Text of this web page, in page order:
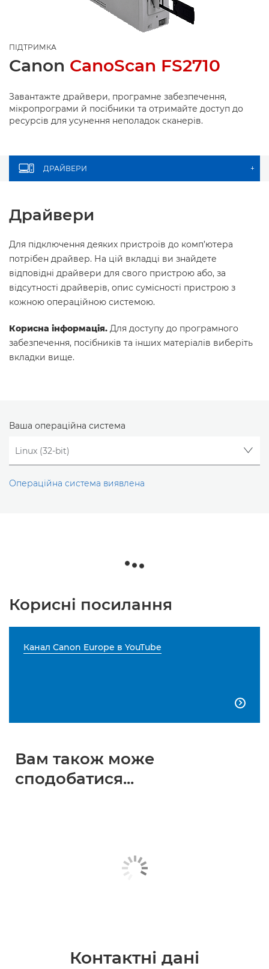
ПІДТРИМКА
Canon CanoScan FS2710
Завантажте драйвери, програмне забезпечення,
мікропрограми й посібники та отримайте доступ до
ресурсів для усунення неполадок сканерів.
ДРАЙВЕРИ +
Драйвери
Для підключення деяких пристроїв до комп’ютера
потрібен драйвер. На цій вкладці ви знайдете
відповідні драйвери для свого пристрою або, за
відсутності драйверів, опис сумісності пристрою з
кожною операційною системою.
Корисна інформація. Для доступу до програмного
забезпечення, посібників та інших матеріалів виберіть
вкладки вище.
Ваша операційна система
Операційна система виявлена
Корисні посилання
Канал Canon Europe в YouTube

Вам також може
сподобатися...
Контактні дані